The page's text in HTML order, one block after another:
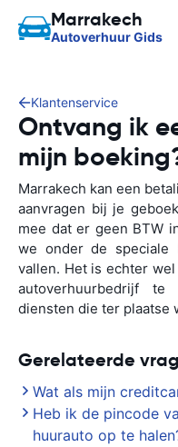
Marrakech
Autoverhuur Gids
Klantenservice
Ontvang ik
mijn
Marrakech kan een
aanvragen bij je
mee dat er geen BTW
we onder de speciale
vallen. Het is echter
autoverhuurbedrijf
diensten die ter plaatse
Gerelateerde
Wat als mijn
Heb ik de pincode
huurauto op te